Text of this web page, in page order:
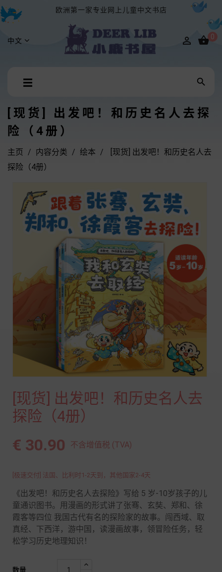
欧洲第一家专业网上儿童中文书店
中文  0
Toggle
☰ 
[现货] 出发吧！和历史名人去探
险（4册）
主页 内容分类 绘本
[现货] 出发吧！和历史名人去
探险（4册）
[现货] 出发吧！和历史名人去
探险（4册）
€ 30.90 不含增值税 (TVA)
[极速交付] 法国、比利时1-2天到，其他国家2-4天
《出发吧！和历史名人去探险》写给 5 岁-10岁孩子的儿
童通识图书。用漫画的形式讲了张骞、玄奘、郑和、徐
霞客等四位 我国古代有名的探险家的故事。闯西域、取
真经、下西洋，游中国，读漫画故事，领冒险任务，轻
松学习历史地理知识！
数量